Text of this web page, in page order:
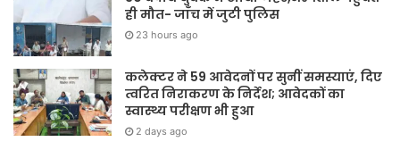
ही मौत- जाँच में जुटी पुलिस
23 hours ago
कलेक्टर ने 59 आवेदनों पर सुनीं समस्याएं, दिए
त्वरित निराकरण के निर्देश; आवेदकों का
स्वास्थ्य परीक्षण भी हुआ
2 days ago